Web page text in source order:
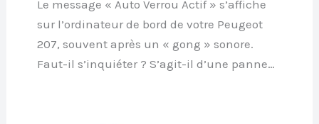
Le message « Auto Verrou Actif » s’affiche
sur l’ordinateur de bord de votre Peugeot
207, souvent après un « gong » sonore.
Faut-il s’inquiéter ? S’agit-il d’une panne…